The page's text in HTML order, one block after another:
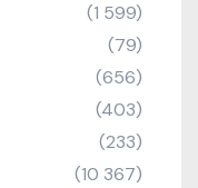
(1 599)
(79)
(656)
(403)
(233)
(10 367)